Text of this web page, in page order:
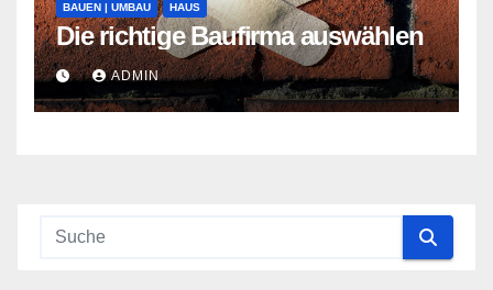
BAUEN | UMBAU HAUS
Die richtige Baufirma auswählen
ADMIN